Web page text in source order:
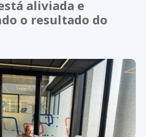
aliviada e
o resultado do